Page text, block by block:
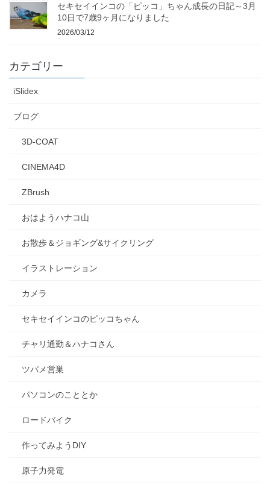
セキセイインコの「ピッコ」ちゃん成長の日記～3月
10日で7歳9ヶ月になりました
2026/03/12
カテゴリー
iSlidex
ブログ
3D-COAT
CINEMA4D
ZBrush
おはようハナコ山
お散歩＆ジョギング&サイクリング
イラストレーション
カメラ
セキセイインコのピッコちゃん
チャリ通勤＆ハナコさん
ツバメ営巣
パソコンのこととか
ロードバイク
作ってみようDIY
原子力発電